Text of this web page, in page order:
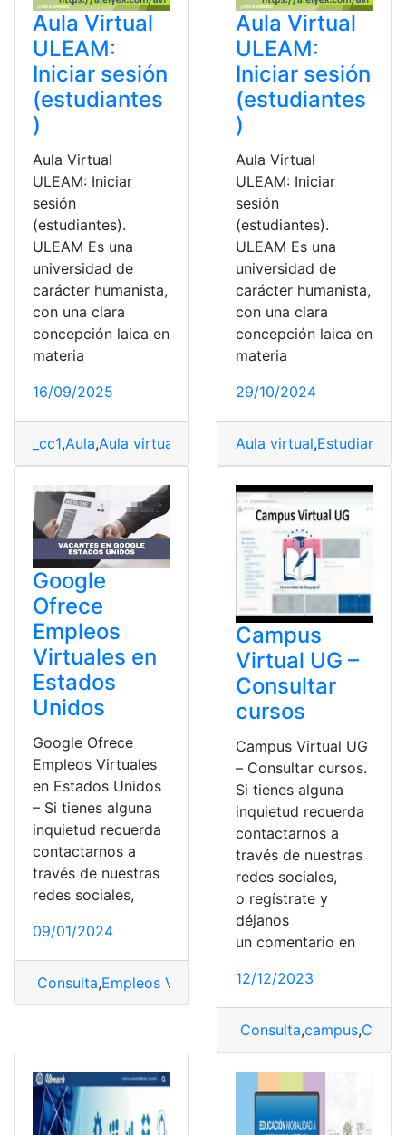
Aula Virtual
ULEAM:
Iniciar sesión
(estudiantes
)
Aula Virtual
ULEAM: Iniciar
sesión
(estudiantes).
ULEAM Es una
universidad de
carácter humanista,
con una clara
concepción laica en
materia
16/09/2025
_cc1,Aula,Aula virtual becas ULEAM,Estudiantes,
Aula Virtual
ULEAM:
Iniciar sesión
(estudiantes
)
Aula Virtual
ULEAM: Iniciar
sesión
(estudiantes).
ULEAM Es una
universidad de
carácter humanista,
con una clara
concepción laica en
materia
29/10/2024
Aula virtual,Estudiantes
Google
Ofrece
Empleos
Virtuales en
Estados
Unidos
Google Ofrece
Empleos Virtuales
en Estados Unidos
– Si tienes alguna
inquietud recuerda
contactarnos a
través de nuestras
redes sociales,
09/01/2024
Consulta,Empleos Virtuales Estados Unidos
Campus
Virtual UG –
Consultar
cursos
Campus Virtual UG
– Consultar cursos.
Si tienes alguna
inquietud recuerda
contactarnos a
través de nuestras
redes sociales,
o regístrate y
déjanos
un comentario en
12/12/2023
Consulta,campus,